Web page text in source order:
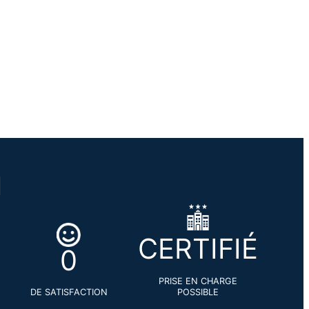
0
DE SATISFACTION
CERTIFIÉ
PRISE EN CHARGE
POSSIBLE